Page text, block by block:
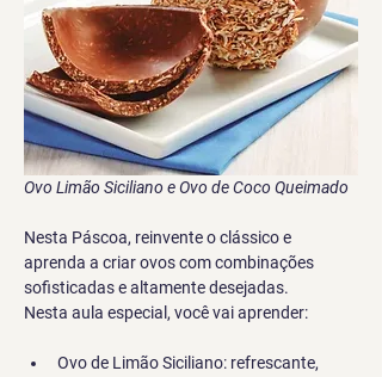
Ovo Limão Siciliano e Ovo de Coco Queimado
Nesta Páscoa, reinvente o clássico e
aprenda a criar ovos com combinações
sofisticadas e altamente desejadas.
Nesta aula especial, você vai aprender:
Ovo de Limão Siciliano: refrescante,